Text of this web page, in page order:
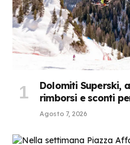
Dolomiti Superski,
rimborsi e sconti
Agosto 7, 2026